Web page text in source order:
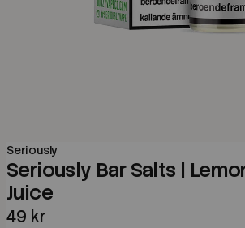
Seriously
Seriously Bar Salts |
Juice
49 kr